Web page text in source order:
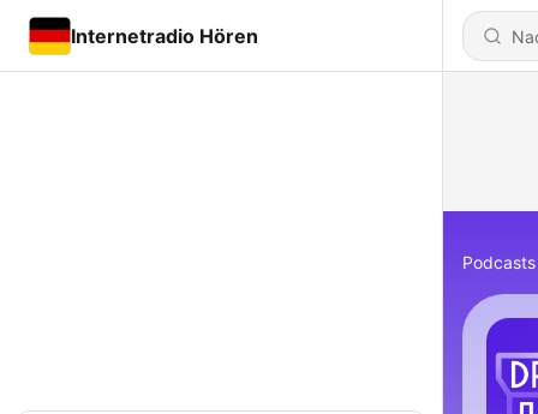
Internetradio Hören
Podcasts